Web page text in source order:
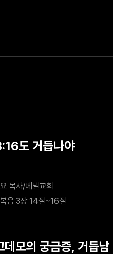
도 거듭나야
목사/베델교회
음 3장 14절~16절
모의 궁금증, 거듭남